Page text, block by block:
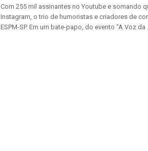
Com 255 mil assinantes no Youtube e somando
Instagram, o trio de humoristas e criadores de
ESPM-SP. Em um bate-papo, do evento “A Voz da